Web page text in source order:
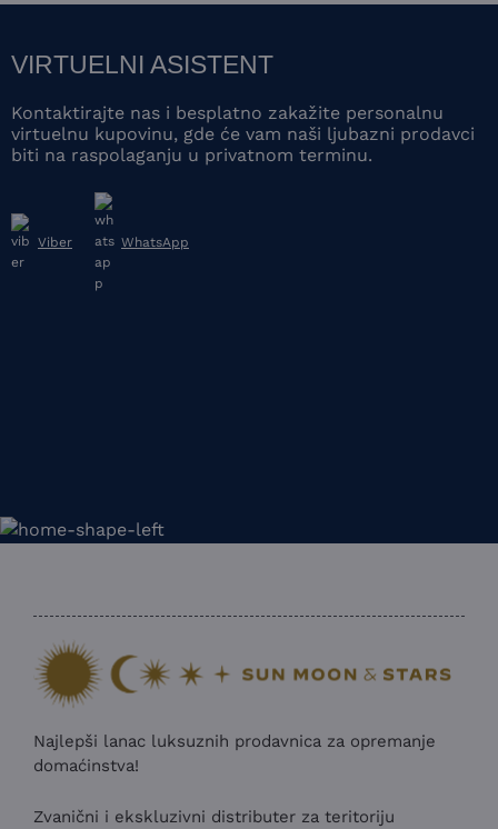
VIRTUELNI ASISTENT
Kontaktirajte nas i besplatno zakažite personalnu
virtuelnu kupovinu, gde će vam naši ljubazni prodavci
biti na raspolaganju u privatnom terminu.
Viber WhatsApp
Najlepši lanac luksuznih prodavnica za opremanje
domaćinstva!
Zvanični i ekskluzivni distributer za teritoriju